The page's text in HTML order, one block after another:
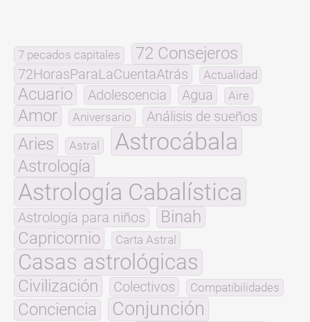
7 pecados capitales 72 Consejeros
72HorasParaLaCuentaAtrás Actualidad
Acuario Adolescencia Agua Aire
Amor Aniversario Análisis de sueños
Aries Astral Astrocábala
Astrología
Astrología Cabalística
Astrología para niños
Binah
Capricornio
Carta Astral
Casas astrológicas
Civilización Colectivos Compatibilidades
Conciencia Conjunción